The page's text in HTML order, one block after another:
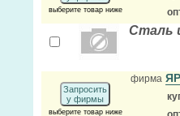
выберите товар ниже
Сталь
Запросить
у фирмы
выберите товар ниже
фирма